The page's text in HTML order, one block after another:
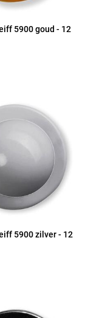
5900 goud - 12
5900 zilver - 12